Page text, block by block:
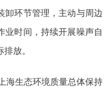
卸环节管理，主动与周边
业时间，持续开展噪声自
放。
生态环境质量总体保持